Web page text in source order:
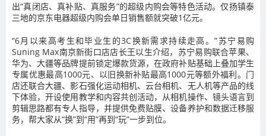
出“真闭店、真补贴、真服务”的超级内购会等特色活动。仅扬镇泰
三地的京东电器超级内购会单日销售额就突破1亿元。
“6月以来高考生和毕业生的3C换新需求持续走高。”苏宁易购
Suning Max南京新街口店店长王以生介绍，苏宁易购联合苹果、
华为、大疆等品牌提前锁定爆款货源，在政府补贴基础上叠加学生
专属优惠最高1000元、以旧换新补贴最高1000元等额外福利。门
店还联合大疆、影石强化运动相机、云台相机、无人机等产品的线
下体验，开设使用教学和内容共创活动，从相机操作、镜头语言到
剪辑思路都有专人指导，并提供免费贴膜、设备养护和数据迁移服
务，帮大家从“换”到“用”再到“玩”一步到位。